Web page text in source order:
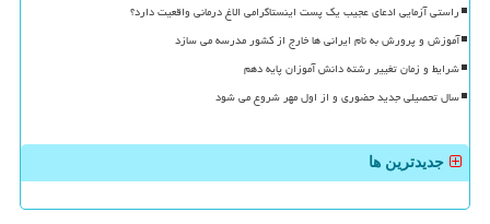
راستی آزمایی ادعای عجیب یک پست اینستاگرامی الاغ درمانی واقعیت دارد؟
آموزش و پرورش به نام ایرانی ها خارج از کشور مدرسه می سازد
شرایط و زمان تغییر رشته دانش آموزان پایه دهم
سال تحصیلی جدید حضوری و از اول مهر شروع می شود
جدیدترین ها